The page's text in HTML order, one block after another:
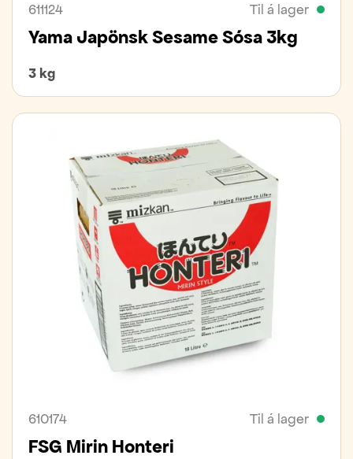
611124 Til á lager
Yama Japönsk Sesame Sósa 3kg
3 kg
610174 Til á lager
FSG Mirin Honteri